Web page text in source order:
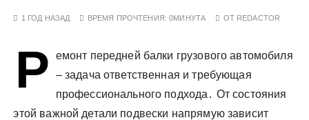
1 ГОД НАЗАД ВРЕМЯ ПРОЧТЕНИЯ:0МИНУТА ОТ REDACTOR
Р
емонт передней балки грузового автомобиля
– задача ответственная и требующая
профессионального подхода․ От состояния
этой важной детали подвески напрямую зависит